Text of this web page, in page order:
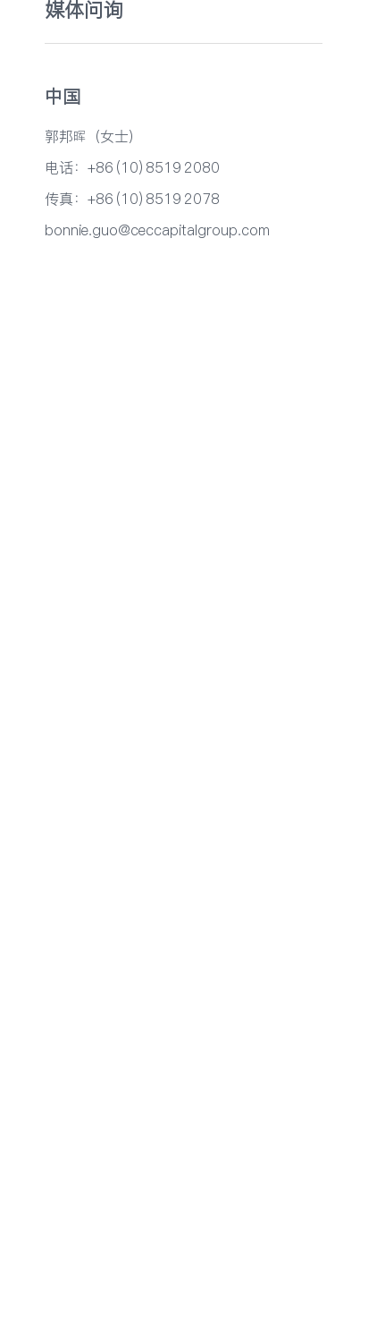
媒体问询
中国
郭邦晖（女士）
电话：+86 (10) 8519 2080
传真：+86 (10) 8519 2078
bonnie.guo@ceccapitalgroup.com